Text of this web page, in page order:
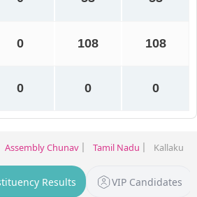
Assembly Chunav Tamil Nadu
Results VIP Candidates